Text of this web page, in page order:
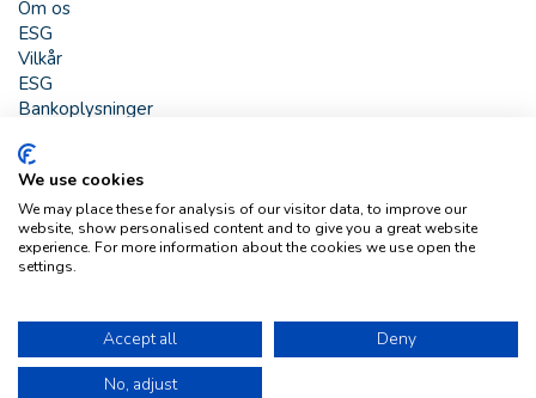
Om os
ESG
Vilkår
ESG
Bankoplysninger
HJÆLP
Buch & Holm A/S - Marielundvej 39 - DK-2730 Herlev -
Tlf. +45 44 54 00 00 - e-mail:b-h@buch-holm.dk- CVR-nr.:
DK-19993345
We use cookies
We may place these for analysis of our visitor data, to improve our
website, show personalised content and to give you a great website
experience. For more information about the cookies we use open the
settings.
Accept all
Deny
No, adjust